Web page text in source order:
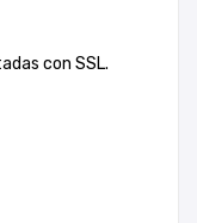
con SSL.